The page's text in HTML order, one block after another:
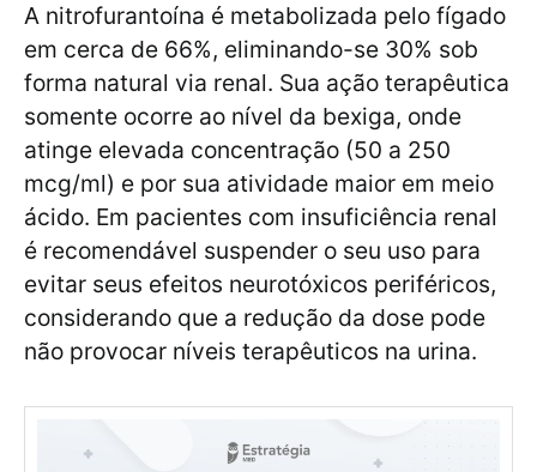
A nitrofurantoína é metabolizada pelo fígado
em cerca de 66%, eliminando-se 30% sob
forma natural via renal. Sua ação terapêutica
somente ocorre ao nível da bexiga, onde
atinge elevada concentração (50 a 250
mcg/ml) e por sua atividade maior em meio
ácido. Em pacientes com insuficiência renal
é recomendável suspender o seu uso para
evitar seus efeitos neurotóxicos periféricos,
considerando que a redução da dose pode
não provocar níveis terapêuticos na urina.